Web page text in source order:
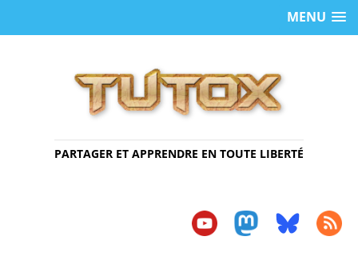
MENU
PARTAGER ET APPRENDRE EN TOUTE LIBERTÉ